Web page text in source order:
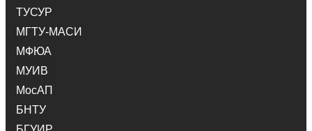
ТУСУР
МГТУ-МАСИ
МФЮА
МУИВ
МосАП
БНТУ